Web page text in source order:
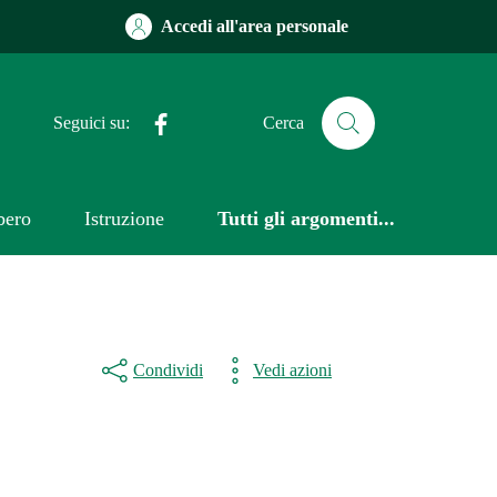
Accedi all'area personale
Seguici su: Cerca
Istruzione Tutti gli argomenti...
Condividi Vedi azioni